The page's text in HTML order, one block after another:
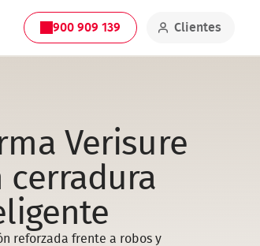
900 909 139 Clientes
Verisure
cerradura
reforzada frente a robos y